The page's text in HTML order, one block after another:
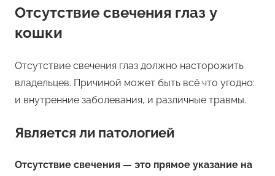
Отсутствие свечения глаз у
кошки
Отсутствие свечения глаз должно насторожить
владельцев. Причиной может быть всё что угодно:
и внутренние заболевания, и различные травмы.
Является ли патологией
Отсутствие свечения — это прямое указание на